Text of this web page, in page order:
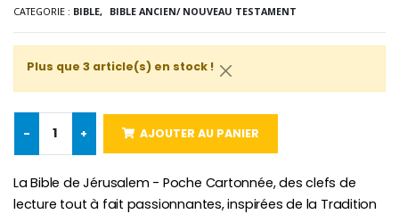
Bougie Neuvaine pour une Guérison - 17.5cm
€4.90
CATEGORIE : BIBLE, BIBLE ANCIEN/ NOUVEAU TESTAMENT
Plus que 3 article(s) en stock !
- + AJOUTER AU PANIER
La Bible de Jérusalem - Poche Cartonnée, des clefs de
lecture tout à fait passionnantes, inspirées de la Tradition